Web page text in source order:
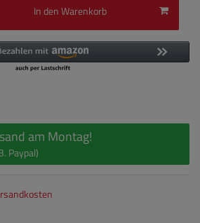
In den Warenkorb
am Montag!
Paypal)